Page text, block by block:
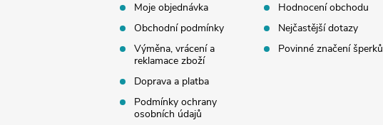
Moje objednávka
Obchodní podmínky
Výměna, vrácení a
reklamace zboží
Doprava a platba
Podmínky ochrany
osobních údajů
Hodnocení obchodu
Nejčastější dotazy
Povinné značení šperků